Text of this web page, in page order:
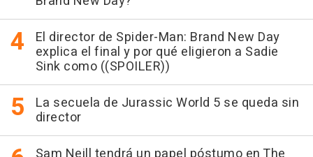
El director de Spider-Man: Brand New Day
explica el final y por qué eligieron a Sadie
Sink como ((SPOILER))
La secuela de Jurassic World 5 se queda sin
director